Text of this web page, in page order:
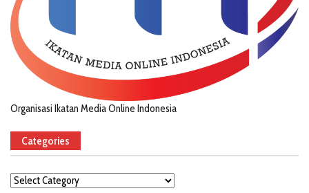
Organisasi Ikatan Media Online Indonesia
Categories
Categories